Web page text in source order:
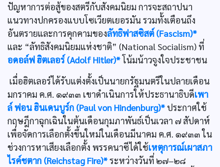
ปัญหาการต่อสู้ของสตรีกับสังคมนิยม การจะสถาปนา
แนวทางปกครองแบบโซเวียตเยอรมัน รวมทั้งเตือนถึง
อันตรายและการคุกคามของลัทธิฟาสซิสต์ (Fascism)*
และ “ลัทธิสังคมนิยมแห่งชาติ” (National Socialism) ที่
อดอล์ฟ ฮิตเลอร์ (Adolf Hitler)*โน้มน้าวจูงใจประชาชน
เมื่อฮิตเลอร์ได้รับแต่งตั้งเป็นนายกรัฐมนตรีในปลายเดือน
มกราคม ค.ศ. ๑๙๓๓ เขาดำเนินการให้ประธานาธิบดีเพา
ล์ ฟอน ฮินเดนบูร์ก (Paul von Hindenburg)* ประกาศใช้
กฤษฎีกาฉุกเฉินในต้นเดือนกุมภาพันธ์เป็นเวลา ๗ สัปดาห์
เพื่อจัดการเลือกตั้งขึ้นใหม่ในเดือนมีนาคม ค.ศ. ๑๙๓๓ ใน
ช่วงการหาเสียงเลือกตั้ง พรรคนาซีได้ใช้เหตุการณ์เผาสภา
ไรค์ชตาก (Reichstag Fire)*ระหว่างวันที่ ๒๗–๒๘